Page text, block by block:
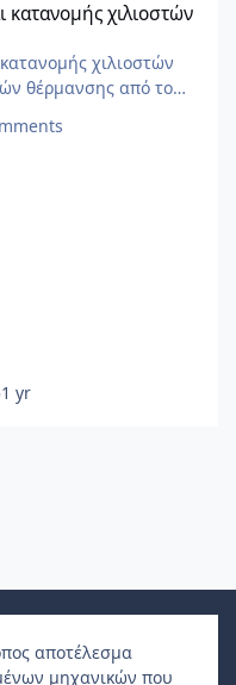
κατανομής χιλιοστών
χιλιοστών
για την χρέωση με
1 yr
αποτέλεσμα
μηχανικών που